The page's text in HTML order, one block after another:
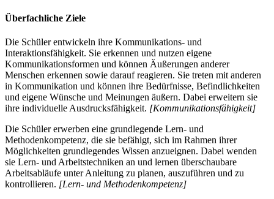
Überfachliche Ziele
Die Schüler entwickeln ihre Kommunikations- und
Interaktionsfähigkeit. Sie erkennen und nutzen eigene
Kommunikationsformen und können Äußerungen anderer
Menschen erkennen sowie darauf reagieren. Sie treten mit anderen
in Kommunikation und können ihre Bedürfnisse, Befindlichkeiten
und eigene Wünsche und Meinungen äußern. Dabei erweitern sie
ihre individuelle Ausdrucksfähigkeit. [Kommunikationsfähigkeit]
Die Schüler erwerben eine grundlegende Lern- und
Methodenkompetenz, die sie befähigt, sich im Rahmen ihrer
Möglichkeiten grundlegendes Wissen anzueignen. Dabei wenden
sie Lern- und Arbeitstechniken an und lernen überschaubare
Arbeitsabläufe unter Anleitung zu planen, auszuführen und zu
kontrollieren. [Lern- und Methodenkompetenz]